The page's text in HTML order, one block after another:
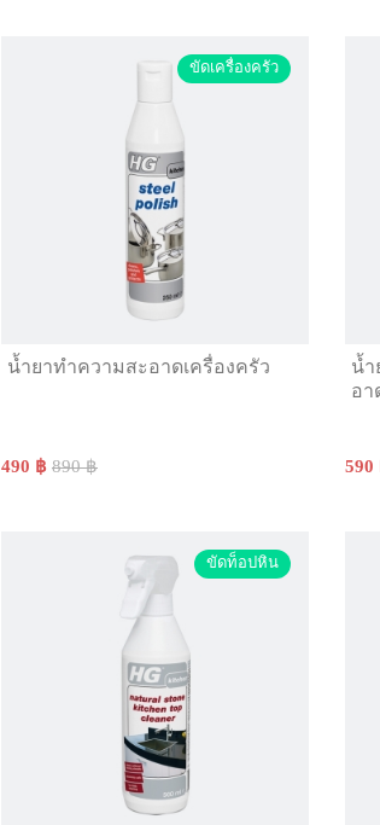
ขัดเครื่องครัว
น้ำยาทำความสะอาดเครื่องครัว
490 ฿ 890 ฿
น้ำ
อา
590
ขัดท็อปหิน